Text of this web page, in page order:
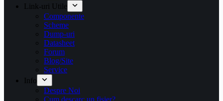
Link-uri Utile
Componente
Scheme
Dump-uri
Datasheet
Forum
Blog/Site
Service
Info
Despre Noi
Cum descarc un fişier?